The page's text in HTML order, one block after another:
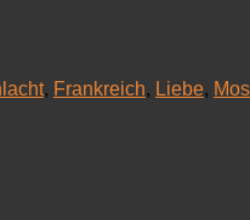
, Frankreich, Liebe,